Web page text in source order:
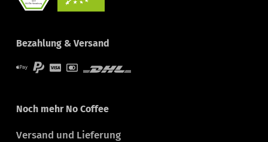
Bezahlung & Versand
Noch mehr No Coffee
Versand und Lieferung